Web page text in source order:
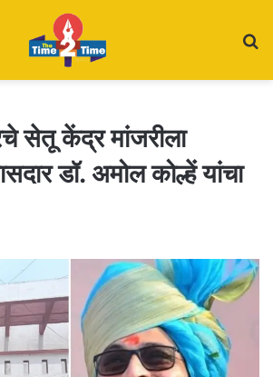
सेतू केंद्र मांजरीला
डॉ. अमोल कोल्हें यांचा